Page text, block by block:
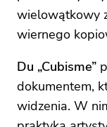
wielowątkowy
wiernego
Du „Cubisme”
dokumentem,
widzenia. W